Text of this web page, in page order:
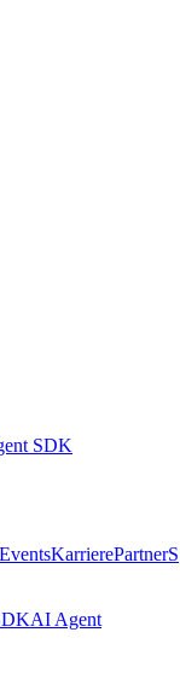
SDK
EventsKarrierePartnerS
AI Agent